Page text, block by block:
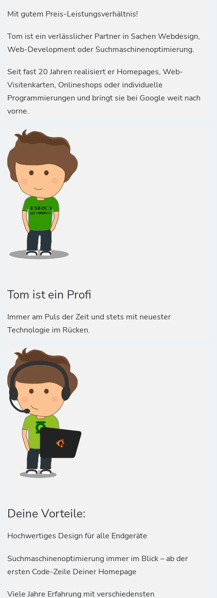
Mit gutem Preis-Leistungsverhältnis!
Tom ist ein verlässlicher Partner in Sachen Webdesign,
Web-Development oder Suchmaschinenoptimierung.
Seit fast 20 Jahren realisiert er Homepages, Web-
Visitenkarten, Onlineshops oder individuelle
Programmierungen und bringt sie bei Google weit nach
vorne.
Tom ist ein Profi
Immer am Puls der Zeit und stets mit neuester
Technologie im Rücken.
Deine Vorteile:
Hochwertiges Design für alle Endgeräte
Suchmaschinenoptimierung immer im Blick – ab der
ersten Code-Zeile Deiner Homepage
Viele Jahre Erfahrung mit verschiedensten